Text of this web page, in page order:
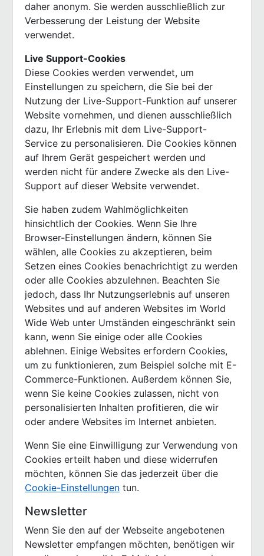
daher anonym. Sie werden ausschließlich zur
Verbesserung der Leistung der Website
verwendet.
Live Support-Cookies
Diese Cookies werden verwendet, um
Einstellungen zu speichern, die Sie bei der
Nutzung der Live-Support-Funktion auf unserer
Website vornehmen, und dienen ausschließlich
dazu, Ihr Erlebnis mit dem Live-Support-
Service zu personalisieren. Die Cookies können
auf Ihrem Gerät gespeichert werden und
werden nicht für andere Zwecke als den Live-
Support auf dieser Website verwendet.
Sie haben zudem Wahlmöglichkeiten
hinsichtlich der Cookies. Wenn Sie Ihre
Browser-Einstellungen ändern, können Sie
wählen, alle Cookies zu akzeptieren, beim
Setzen eines Cookies benachrichtigt zu werden
oder alle Cookies abzulehnen. Beachten Sie
jedoch, dass Ihr Nutzungserlebnis auf unseren
Websites und auf anderen Websites im World
Wide Web unter Umständen eingeschränkt sein
kann, wenn Sie einige oder alle Cookies
ablehnen. Einige Websites erfordern Cookies,
um zu funktionieren, zum Beispiel solche mit E-
Commerce-Funktionen. Außerdem können Sie,
wenn Sie keine Cookies zulassen, nicht von
personalisierten Inhalten profitieren, die wir
oder andere Websites im Internet anbieten.
Wenn Sie eine Einwilligung zur Verwendung von
Cookies erteilt haben und diese widerrufen
möchten, können Sie das jederzeit über die
Cookie-Einstellungen tun.
Newsletter
Wenn Sie den auf der Webseite angebotenen
Newsletter empfangen möchten, benötigen wir